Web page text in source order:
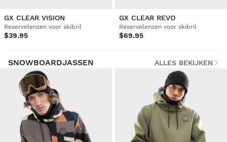
GX CLEAR VISION
Reservelenzen voor skibril
$39.95
GX CLEAR REVO
Reservelenzen voor skibril
$69.95
SNOWBOARDJASSEN ALLES BEKIJKEN